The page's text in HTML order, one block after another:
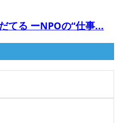
てる ーNPOの“仕事...